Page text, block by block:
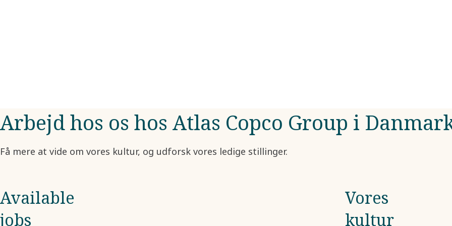
Arbejd hos os hos Atlas Copco Group i
Få mere at vide om vores kultur, og udforsk vores ledige stillinger.
Available
jobs
Vores
kultur